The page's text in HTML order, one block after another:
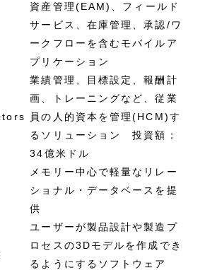
資産管理(EAM)、フィールド
サービス、在庫管理、承認/ワ
ークフローを含むモバイルア
プリケーション
業績管理、目標設定、報酬計
画、トレーニングなど、従業
員の人的資本を管理(HCM)す
るソリューション 投資額：
34億米ドル
メモリー中心で軽量なリレー
ショナル・データベースを提
供
ユーザーが製品設計や製造プ
ロセスの3Dモデルを作成でき
るようにするソフトウェア